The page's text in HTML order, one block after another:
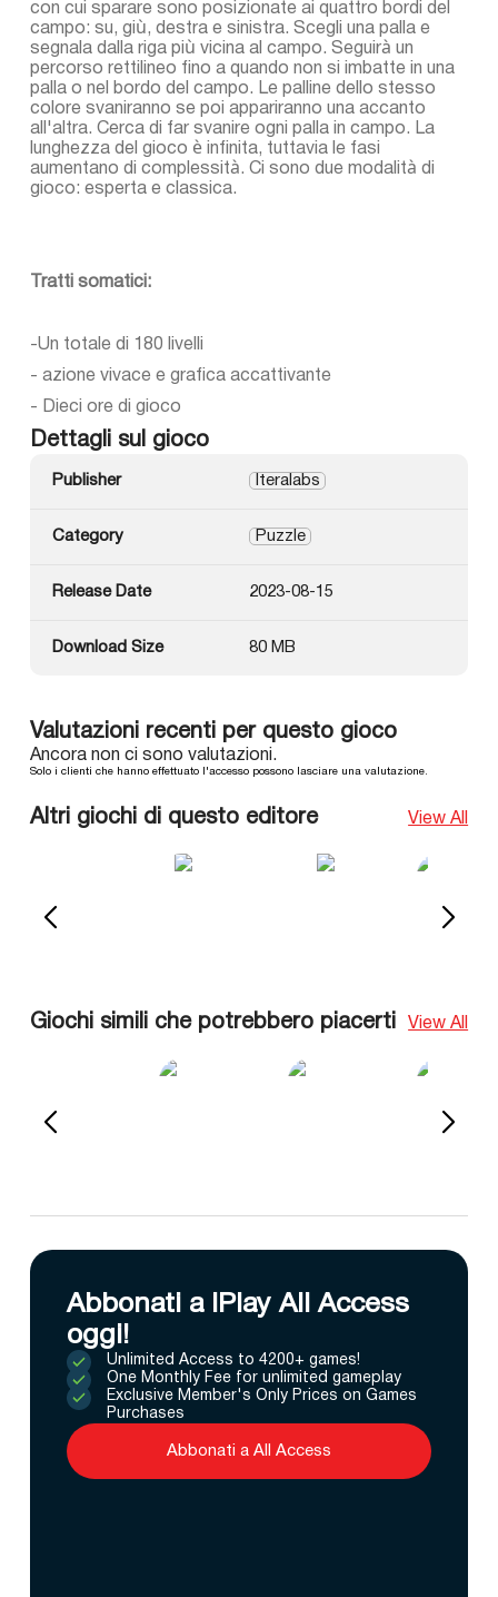
con cui sparare sono posizionate ai quattro bordi del
campo: su, giù, destra e sinistra. Scegli una palla e
segnala dalla riga più vicina al campo. Seguirà un
percorso rettilineo fino a quando non si imbatte in una
palla o nel bordo del campo. Le palline dello stesso
colore svaniranno se poi appariranno una accanto
all'altra. Cerca di far svanire ogni palla in campo. La
lunghezza del gioco è infinita, tuttavia le fasi
aumentano di complessità. Ci sono due modalità di
gioco: esperta e classica.
Tratti somatici:
-Un totale di 180 livelli
- azione vivace e grafica accattivante
- Dieci ore di gioco
Dettagli sul gioco
Publisher Iteralabs
Category Puzzle
Release Date 2023-08-15
Download Size 80 MB
Valutazioni recenti per questo gioco
Ancora non ci sono valutazioni.
Solo i clienti che hanno effettuato l'accesso possono lasciare una valutazione.
Altri giochi di questo editore View All
Giochi simili che potrebbero piacerti View All
Abbonati a IPlay All Access
oggi!
Unlimited Access to 4200+ games!
One Monthly Fee for unlimited gameplay
Exclusive Member's Only Prices on Games
Purchases
Abbonati a All Access